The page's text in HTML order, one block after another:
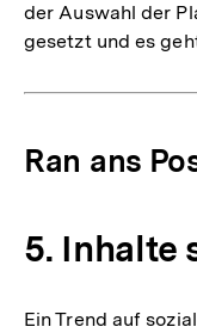
der Auswahl der
gesetzt und es
Ran ans
5. Inhalte
Ein Trend auf